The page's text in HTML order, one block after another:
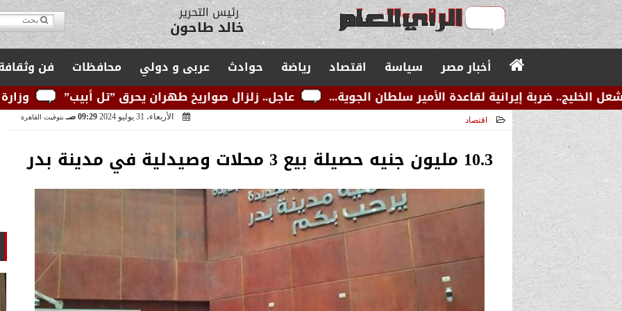
مدير التحرير
يوسف قبودان
أخبار مصر سياسة اقتصاد رياضة حوادث عربى و دولي محافظات
فن
وزارة الكهرباء:
عاجل.. زلزال صواريخ طهران يحرق ”تل أبيب” لقاعدة الأمير سلطان الجوية...
اقتصاد الأربعاء، 31 يوليو 2024 09:29 صـ بتوقيت القاهرة
10.3 مليون جنيه حصيلة بيع 3 محلات وصيدلية في مدينة بدر